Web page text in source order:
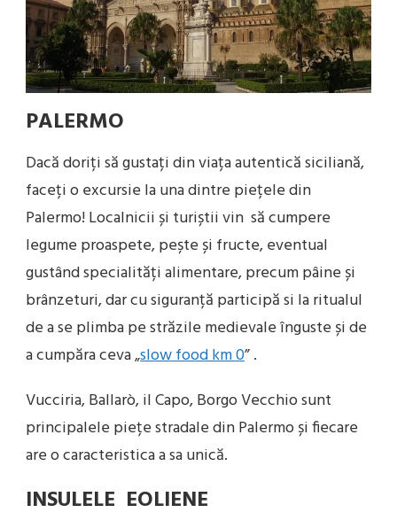
PALERMO
Dacă doriți să gustați din viața autentică siciliană,
faceți o excursie la una dintre piețele din
Palermo! Localnicii și turiștii vin să cumpere
legume proaspete, pește și fructe, eventual
gustând specialități alimentare, precum pâine și
brânzeturi, dar cu siguranță participă si la ritualul
de a se plimba pe străzile medievale înguste și de
a cumpăra ceva „slow food km 0” .
Vucciria, Ballarò, il Capo, Borgo Vecchio sunt
principalele piețe stradale din Palermo și fiecare
are o caracteristica a sa unică.
INSULELE EOLIENE